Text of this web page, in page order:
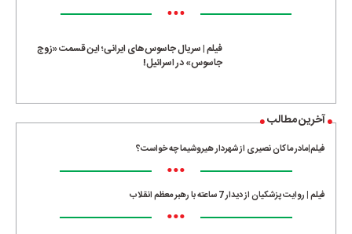
•••
فیلم | سریال جاسوس‌های ایرانی؛ این قسمت «زوج
جاسوس» در اسرائیل!
آخرین مطالب
فیلم|مادر ماکان نصیری از شهردار هیروشیما چه خواست؟
•••
فیلم | روایت پزشکیان از دیدار 7 ساعته با رهبر معظم انقلاب
•••